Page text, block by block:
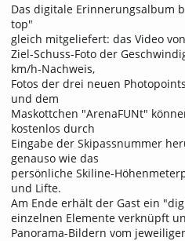
Das digitale Erinnerungsalbum
top"
gleich mitgeliefert: das Video
Ziel-Schuss-Foto der
km/h-Nachweis,
Fotos der drei neuen
und dem
Maskottchen "ArenaFUNt"
kostenlos durch
Eingabe der Skipassnummer
genauso wie das
persönliche Skiline-
und Lifte.
Am Ende erhält der Gast ein
einzelnen Elemente verknüpft
Panorama-Bildern vom